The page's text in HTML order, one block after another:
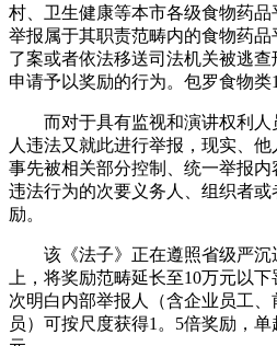
村、卫生健康等本市各级食物药
举报属于其职责范畴内的食物药
了案或者依法移送司法机关被逃
申请予以奖励的行为。包罗食物类
而对于具有监视和演讲权利人
人违法又就此进行举报，现实、
事先被相关部分控制、统一举报
违法行为的次要义务人、组织者
励。
该《法子》正在遵照省级严沉
上，将奖励范畴延长至10万元以
次明白内部举报人（含企业员工、
员）可按尺度获得1。5倍奖励，